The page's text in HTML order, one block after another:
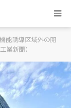
能誘導区域外の開
業新聞）